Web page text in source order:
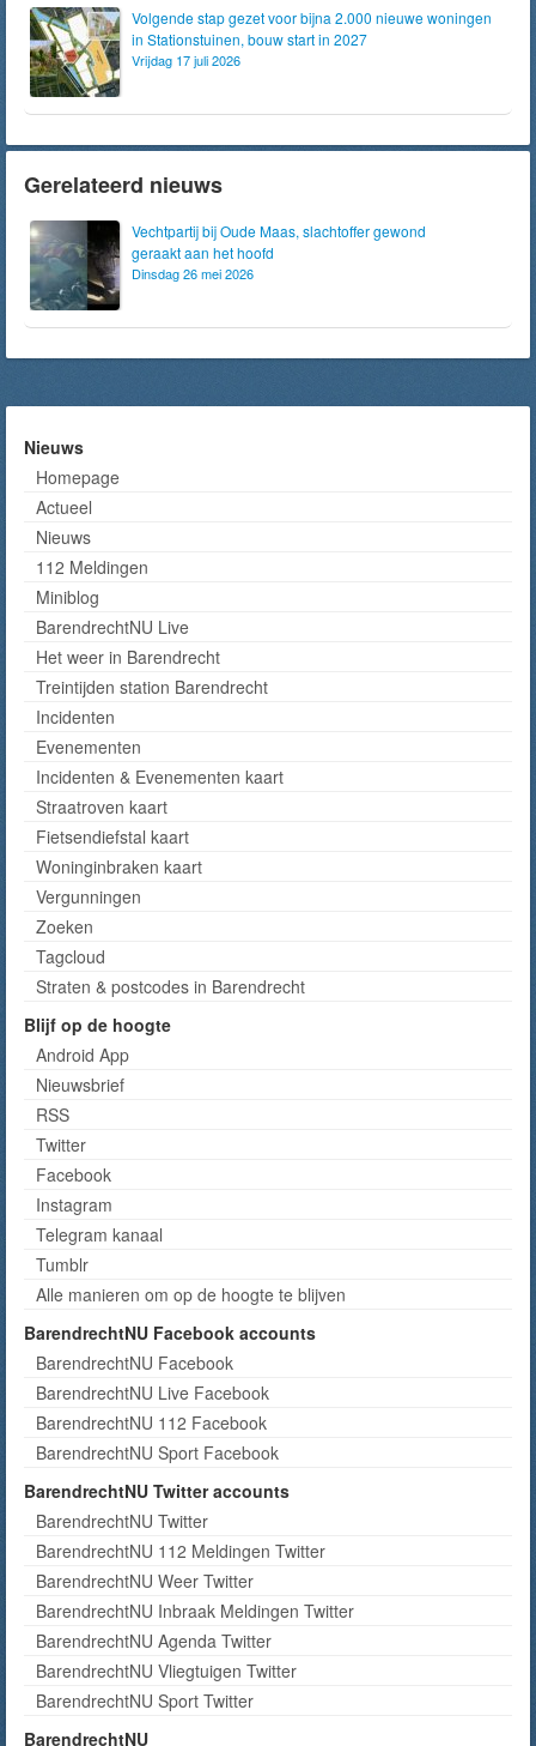
Volgende stap gezet voor bijna 2.000 nieuwe woningen
in Stationstuinen, bouw start in 2027
Vrijdag 17 juli 2026
Gerelateerd nieuws
Vechtpartij bij Oude Maas, slachtoffer gewond
geraakt aan het hoofd
Dinsdag 26 mei 2026
Nieuws
Homepage
Actueel
Nieuws
112 Meldingen
Miniblog
BarendrechtNU Live
Het weer in Barendrecht
Treintijden station Barendrecht
Incidenten
Evenementen
Incidenten & Evenementen kaart
Straatroven kaart
Fietsendiefstal kaart
Woninginbraken kaart
Vergunningen
Zoeken
Tagcloud
Straten & postcodes in Barendrecht
Blijf op de hoogte
Android App
Nieuwsbrief
RSS
Twitter
Facebook
Instagram
Telegram kanaal
Tumblr
Alle manieren om op de hoogte te blijven
BarendrechtNU Facebook accounts
BarendrechtNU Facebook
BarendrechtNU Live Facebook
BarendrechtNU 112 Facebook
BarendrechtNU Sport Facebook
BarendrechtNU Twitter accounts
BarendrechtNU Twitter
BarendrechtNU 112 Meldingen Twitter
BarendrechtNU Weer Twitter
BarendrechtNU Inbraak Meldingen Twitter
BarendrechtNU Agenda Twitter
BarendrechtNU Vliegtuigen Twitter
BarendrechtNU Sport Twitter
BarendrechtNU